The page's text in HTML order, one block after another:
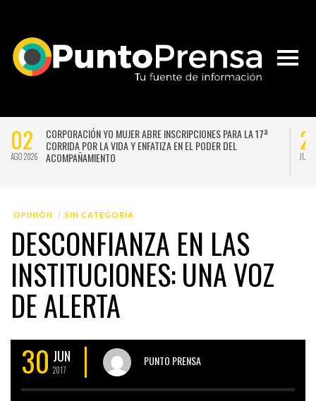
02
AGO 2026
CORPORACIÓN YO MUJER ABRE INSCRIPCIONES PARA LA 17ª
CORRIDA POR LA VIDA Y ENFATIZA EN EL PODER DEL
ACOMPAÑAMIENTO
JUL
OPINIÓN SIN CATEGORÍA
DESCONFIANZA EN LAS
INSTITUCIONES: UNA VOZ
DE ALERTA
30 JUN
2017
PUNTO PRENSA